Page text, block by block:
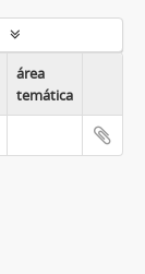
área
temática